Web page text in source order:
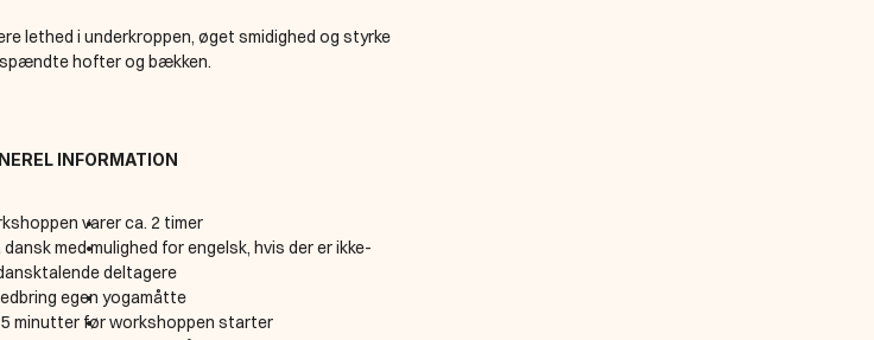
lethed i underkroppen, øget smidighed og styrke
hofter og bækken.
INFORMATION
varer ca. 2 timer
med mulighed for engelsk, hvis der er ikke-
deltagere
egen yogamåtte
5 minutter før workshoppen starter